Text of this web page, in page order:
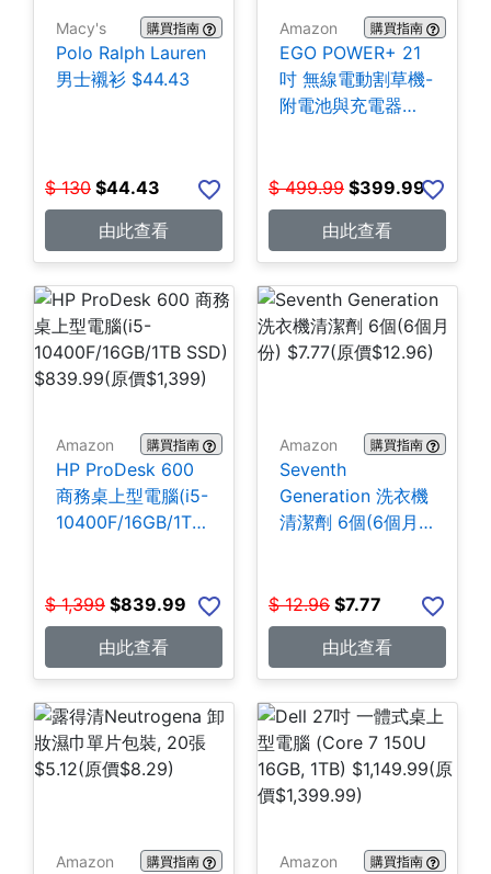
Macy's 購買指南
Polo Ralph Lauren
男士襯衫 $44.43
$ 130 $44.43
由此查看
Amazon 購買指南
EGO POWER+ 21
吋 無線電動割草機-
附電池與充電器
$ 499.99 $399.99
由此查看
Amazon 購買指南
HP ProDesk 600
商務桌上型電腦(i5-
10400F/16GB/1TB
$ 1,399 $839.99
由此查看
Amazon 購買指南
Seventh
Generation 洗衣機
清潔劑 6個(6個月
$ 12.96 $7.77
由此查看
Amazon 購買指南 Amazon 購買指南